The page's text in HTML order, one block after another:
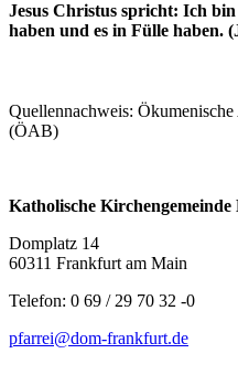
Jesus Christus spricht: Ich
haben und es in Fülle haben.
Quellennachweis:
(ÖAB)
Katholische
Domplatz 14
60311 Frankfurt am Main
Telefon: 0 69 / 29 70 32 -0
pfarrei@dom-frankfurt.de